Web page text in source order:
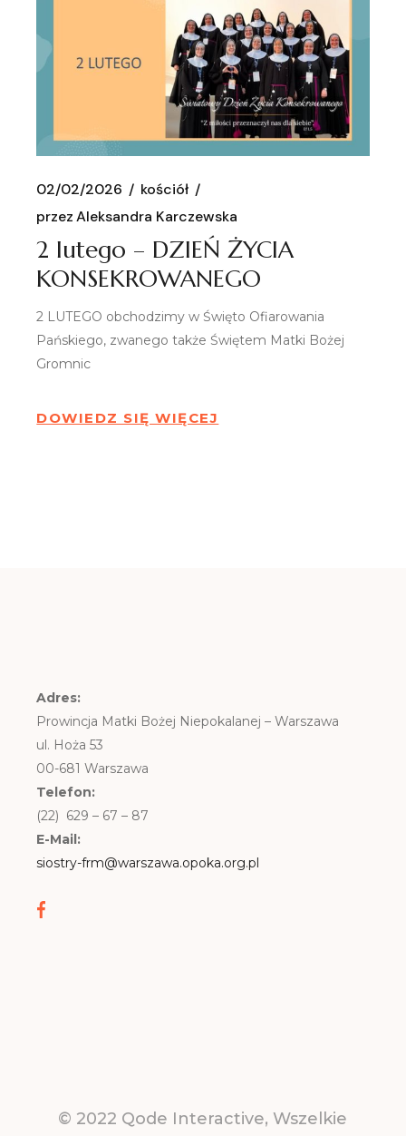
02/02/2026
kościół
przez Aleksandra Karczewska
2 lutego – DZIEŃ ŻYCIA
KONSEKROWANEGO
2 LUTEGO obchodzimy w Święto Ofiarowania
Pańskiego, zwanego także Świętem Matki Bożej
Gromnic
DOWIEDZ SIĘ WIĘCEJ
Adres:
Prowincja Matki Bożej Niepokalanej – Warszawa
ul. Hoża 53
00-681 Warszawa
Telefon:
(22) 629 – 67 – 87
E-Mail:
siostry-frm@warszawa.opoka.org.pl
© 2022 Qode Interactive, Wszelkie